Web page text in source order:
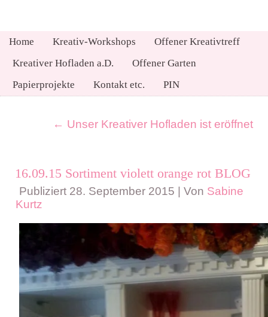
Home Kreativ-Workshops
Offener Kreativtreff
Kreativer Hofladen a.D.
Offener Garten
Papierprojekte
Kontakt etc. PIN
← Unser Kreativer Hofladen ist eröffnet
16.09.15 Sortiment violett orange rot BLOG
Publiziert 28. September 2015 Von Sabine
Kurtz